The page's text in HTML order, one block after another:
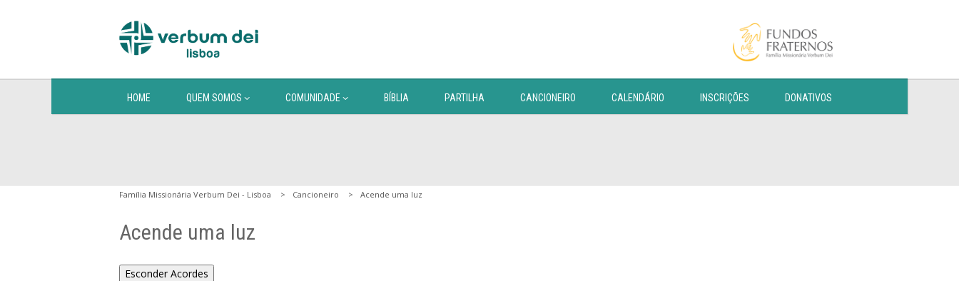
HOME QUEM SOMOS COMUNIDADE BÍBLIA PARTILHA CANCIONEIRO CALENDÁRIO INSCRIÇÕES DONATIVOS
Família Missionária Verbum Dei - Lisboa Cancioneiro Acende uma luz
Acende uma luz
Esconder Acordes